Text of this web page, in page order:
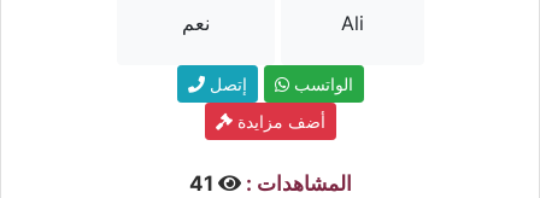
نعم
Ali
إتصل
الواتسب
أضف مزايدة
المشاهدات :